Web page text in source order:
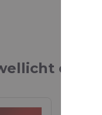
ook